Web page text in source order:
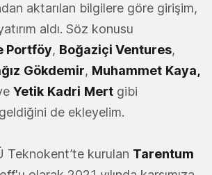
aktarılan bilgilere göre girişim,
aldı. Söz konusu
Portföy, Boğaziçi Ventures,
Gökdemir, Muhammet Kaya,
Yetik Kadri Mert gibi
geldiğini de ekleyelim.
Teknokent’te kurulan Tarentum